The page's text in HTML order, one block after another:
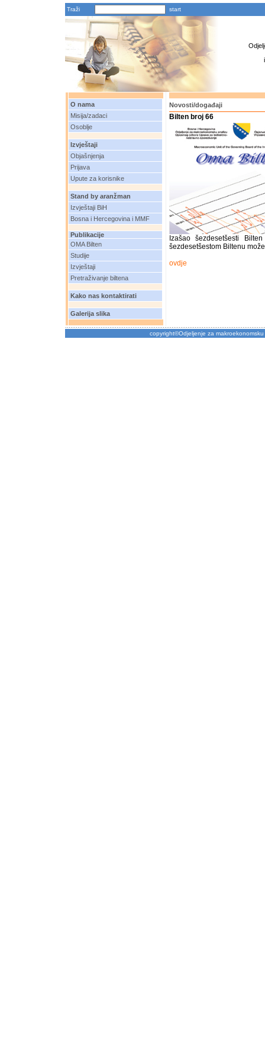
Traži
O nama
Misija/zadaci
Osoblje
Izvještaji
Objašnjenja
Prijava
Upute za korisnike
Stand by aranžman
Izvještaji BiH
Bosna i Hercegovina i MMF
Publikacije
OMA Bilten
Studije
Izvještaji
Pretraživanje biltena
Kako nas kontaktirati
Galerija slika
Novosti/događaji
Bilten broj 66
Izašao šezdesetšesti
šezdesetšestom Biltenu
ovdje
copyright©Odjeljenje za